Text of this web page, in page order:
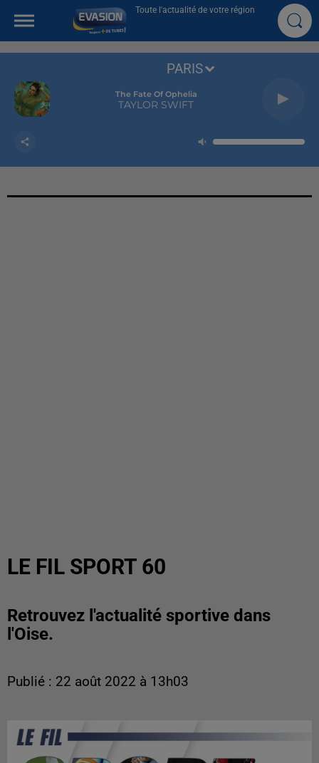
Toute l'actualité de votre région
The Fate Of Ophelia
TAYLOR SWIFT
PARIS
LE FIL SPORT 60
Retrouvez l'actualité sportive dans
l'Oise.
Publié : 22 août 2022 à 13h03